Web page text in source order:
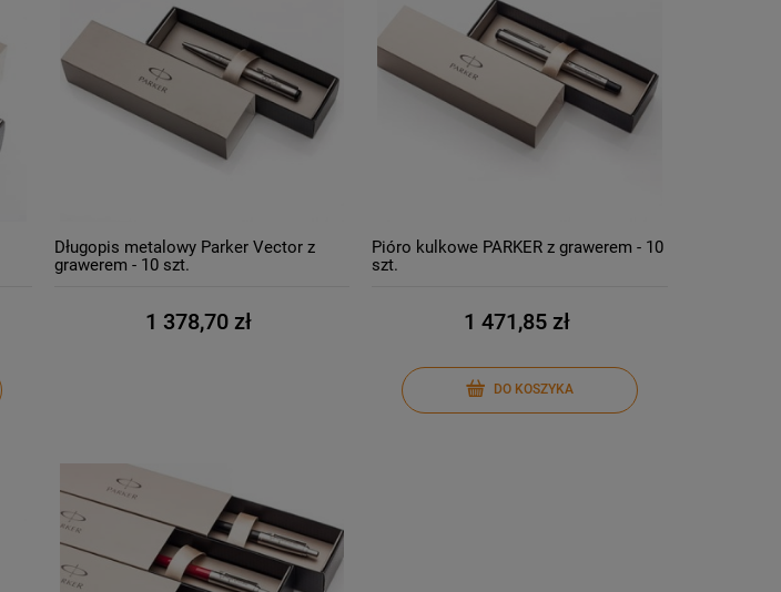
Długopis metalowy Parker Vector z
grawerem - 10 szt.
1 378,70 zł
Pióro kulkowe PARKER z grawerem - 10
szt.
1 471,85 zł
DO KOSZYKA